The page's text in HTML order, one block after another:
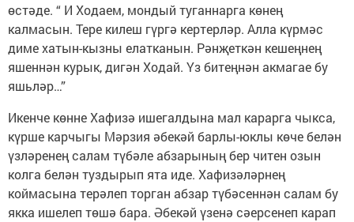
өстәде. “ И Ходаем, мондый туганнарга көнең
калмасын. Тере килеш гүргә кертерләр. Алла күрмәс
диме хатын-кызны елатканын. Рәнҗеткән кешеңнең
яшеннән курык, дигән Ходай. Үз битеңнән акмагае бу
яшьләр…”
Икенче көнне Хафизә ишегалдына мал карарга чыкса,
күрше карчыгы Мәрзия әбекәй барлы-юклы көче белән
үзләренең салам түбәле абзарының бер читен озын
колга белән туздырып ята иде. Хафизәләрнең
коймасына терәлеп торган абзар түбәсеннән салам бу
якка ишелеп төшә бара. Әбекәй үзенә сәерсенеп карап